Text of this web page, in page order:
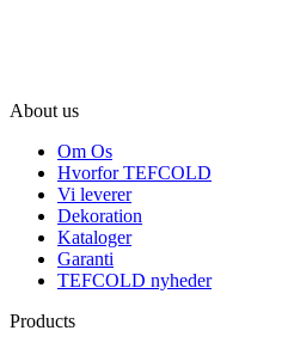
About us
Om Os
Hvorfor TEFCOLD
Vi leverer
Dekoration
Kataloger
Garanti
TEFCOLD nyheder
Products